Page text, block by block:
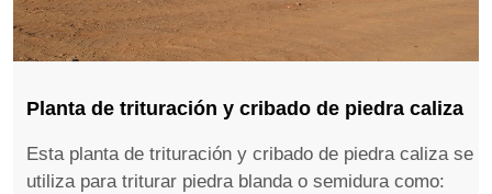
Planta de trituración y cribado de piedra caliza
Esta planta de trituración y cribado de piedra caliza se
utiliza para triturar piedra blanda o semidura como: